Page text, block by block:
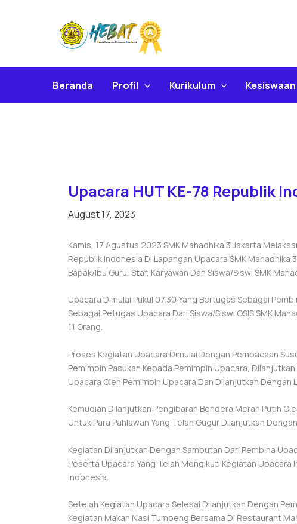
Beranda Profil Kurikulum Kesiswaan
Upacara HUT KE-78 Republik
August 17, 2023
Kamis, 17 Agustus 2023 SMK Mahadhika 3 Jakarta
Republik Indonesia Di Lapangan Upacara SMK
Bapak/Ibu Guru, Staf, Karyawan Dan Siswa/siswi SMK
Upacara Dimulai Pukul 07.30 Yang Bertugas Sebagai
Sebagai Petugas Upacara Dari Siswa/siswi OSIS SMK
11 Orang.
Proses Kegiatan Upacara Dimulai Dengan Pembacaan
Pemimpin Pasukan Kepada Pemimpin Upacara,
Upacara Oleh Pemimpin Upacara Dan Dilanjutkan Dengan
Kemudian Dilanjutkan Pengibaran Bendera Merah Putih
Untuk Para Pahlawan Yang Telah Gugur Dilanjutkan
Kegiatan Dilanjutkan Dengan Sambutan Dari Pembina
Peserta Upacara Yang Telah Mengikuti Kegiatan Upacara
Indonesia.
Setelah Kegiatan Upacara Selesai Dilanjutkan Dengan
Kegiatan Makan Nasi Tumpeng Bersama Di Restaurant